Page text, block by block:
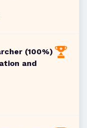
(100%)
and